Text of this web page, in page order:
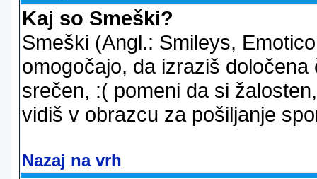
Kaj so Smeški?
Smeški (Angl.: Smileys,
omogočajo, da izraziš
srečen, :( pomeni da si
vidiš v obrazcu za pošiljanje
Nazaj na vrh